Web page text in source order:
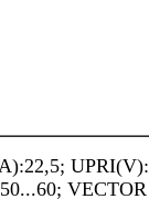
VECTOR